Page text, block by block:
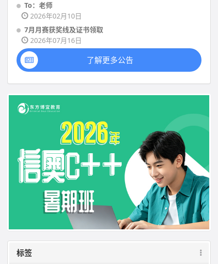
To：老师
2026年02月10日
7月月赛获奖线及证书领取
2026年07月16日
了解更多公告
标签